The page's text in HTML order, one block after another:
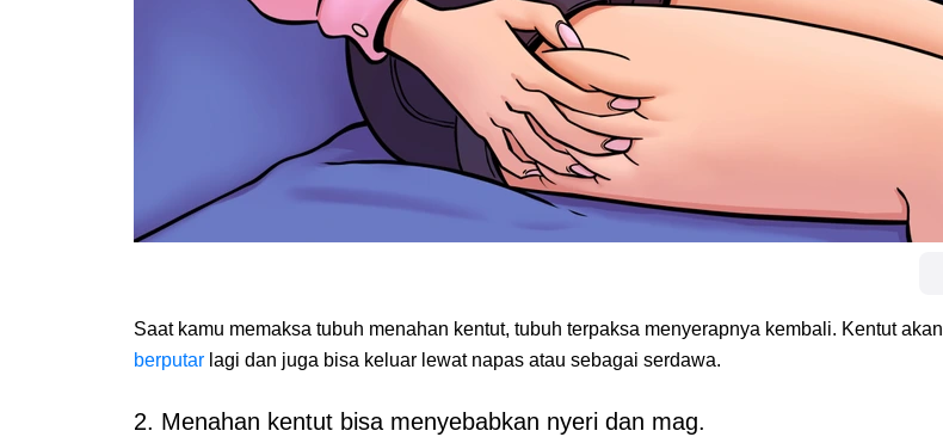
Saat kamu memaksa tubuh menahan kentut, tubuh terpaksa menyerapnya kembali. Kentut akan
berputar lagi dan juga bisa keluar lewat napas atau sebagai serdawa.
2. Menahan kentut bisa menyebabkan nyeri dan mag.